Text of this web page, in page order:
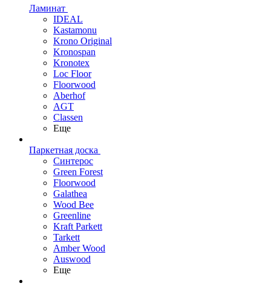
Ламинат
IDEAL
Kastamonu
Krono Original
Kronospan
Kronotex
Loc Floor
Floorwood
Aberhof
AGT
Classen
Еще
Паркетная доска
Синтерос
Green Forest
Floorwood
Galathea
Wood Bee
Greenline
Kraft Parkett
Tarkett
Amber Wood
Auswood
Еще